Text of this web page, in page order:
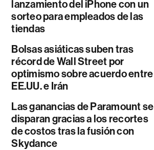
lanzamiento del iPhone con un
sorteo para empleados de las
tiendas
Bolsas asiáticas suben tras
récord de Wall Street por
optimismo sobre acuerdo entre
EE.UU. e Irán
Las ganancias de Paramount se
disparan gracias a los recortes
de costos tras la fusión con
Skydance